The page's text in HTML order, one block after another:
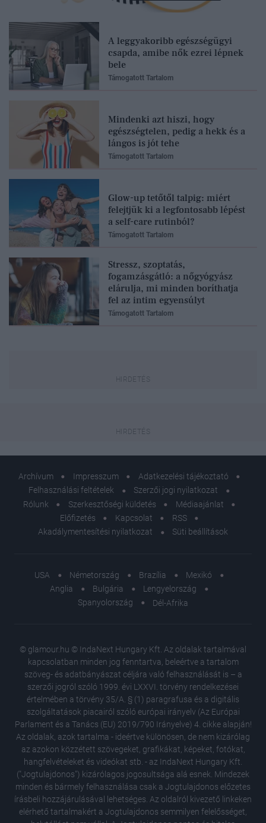
A leggyakoribb egészségügyi
csapda, amibe nők ezrei lépnek
bele
Támogatott Tartalom
Mindenki azt hiszi, hogy
egészségtelen, pedig a hekk és a
lángos is jót tehe
Támogatott Tartalom
Glow-up tetőtől talpig: miért
felejtjük ki a legfontosabb lépést
a self-care rutinból?
Támogatott Tartalom
Stressz, szoptatás,
fogamzásgátló: a nőgyógyász
elárulja, mi minden boríthatja
fel az intim egyensúlyt
Támogatott Tartalom
Archívum Impresszum
Adatkezelési tájékoztató
Felhasználási feltételek
Szerzői jogi nyilatkozat
Rólunk
Szerkesztőségi küldetés
Médiaajánlat
Előfizetés
Kapcsolat
RSS
Akadálymentesítési nyilatkozat
Süti beállítások
USA Németország Brazília
Mexikó
Anglia
Bulgária
Lengyelország
Spanyolország
Dél-Afrika
© glamour.hu © IndaNext Hungary Kft. Az oldalak tartalmával
kapcsolatban minden jog fenntartva, beleértve a tartalom
szöveg- és adatbányászat céljára való felhasználását is – a
szerzői jogról szóló 1999. évi LXXVI. törvény rendelkezései
értelmében a törvény 35/A. § (1) paragrafusa és a digitális
szolgáltatások piacairól szóló európai irányelv (Az Európai
Parlament és a Tanács (EU) 2019/790 Irányelve) 4. cikke alapján!
Az oldalak, azok tartalma - ideértve különösen, de nem kizárólag
az azokon közzétett szövegeket, grafikákat, képeket, fotókat,
hangfelvételeket és videókat stb. - az IndaNext Hungary Kft.
("Jogtulajdonos") kizárólagos jogosultsága alá esnek. Mindezek
minden és bármely felhasználása csak a Jogtulajdonos előzetes
írásbeli hozzájárulásával lehetséges. Az oldalról kivezető linkeken
elérhető tartalmakért a Jogtulajdonos semmilyen felelősséget,